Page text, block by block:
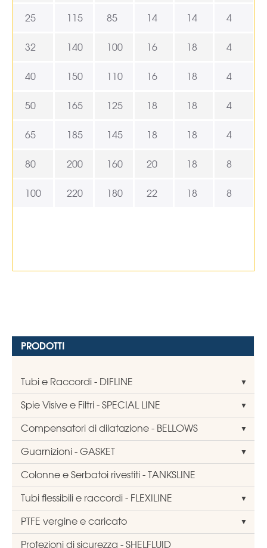
PRODOTTI
Tubi e Raccordi - DIFLINE
Spie Visive e Filtri - SPECIAL LINE
Compensatori di dilatazione - BELLOWS
Guarnizioni - GASKET
Colonne e Serbatoi rivestiti - TANKSLINE
Tubi flessibili e raccordi - FLEXILINE
PTFE vergine e caricato
Protezioni di sicurezza - SHELFLUID
25 115 85 14 14 4
32 140 100 16 18 4
40 150 110 16 18 4
50 165 125 18 18 4
65 185 145 18 18 4
80 200 160 20 18 8
100 220 180 22 18 8